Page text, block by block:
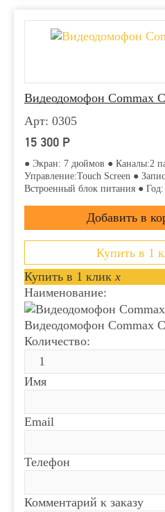
Видеодомофон Commax
Арт: 0305
15 300 Р
● Экран: 7 дюймов ● Каналы:2
Управление:Touch Screen ●
Встроенный блок питания ●
Купить в 1
Купить в 1 клик x
Наименование:
Видеодомофон Commax
Количество:
Имя
Email
Телефон
Комментарий к заказу